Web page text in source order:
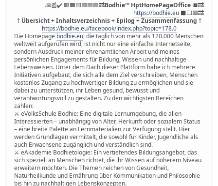
.✉📰✔️ 🟥🟧🟨🟩🟦🟪🔜Bodhie™ HptHomePageOffice 🔲🔜
https://bodhie.eu ⬛️⬜️🟪🔜
† Übersicht + Inhaltsverzeichnis + Epilog + Zusammenfassung †
https://bodhie.eu/facebook/index.php?topic=178.0
Die Homepage bodhie.eu, die täglich von mehr als 120.000 Menschen
weltweit aufgerufen wird, ist nicht nur eine einfache Internetseite,
sondern Ausdruck meiner ehrenamtlichen Arbeit und meines
persönlichen Engagements für Bildung, Wissen und nachhaltige
Lebensweisen. Unter dem Dach dieser Plattform habe ich mehrere
Initiativen aufgebaut, die sich alle dem Ziel verschreiben, Menschen
kostenlos Zugang zu hochwertiger Bildung zu ermöglichen und sie
dabei zu unterstützen, ihr Leben gesund, bewusst und
verantwortungsvoll zu gestalten. Zu den wichtigsten Bereichen
zählen:
⚔ eVolksSchule Bodhie: Eine digitale Lernumgebung, die allen
Interessierten – unabhängig von Alter, Herkunft oder sozialem Status
– eine breite Palette an Lernmaterialien zur Verfügung stellt. Hier
werden Grundlagen vermittelt, die sowohl für Kinder, Jugendliche als
auch Erwachsene zugänglich und verständlich sind.
⚔ eAkademie Bodhietologie: Ein vertiefendes Bildungsangebot, das
sich speziell an Menschen richtet, die ihr Wissen auf höherem Niveau
erweitern möchten. Die Themen reichen von Gesundheit,
Naturheilkunde und Ernährung über Kommunikation und Philosophie
bis hin zu nachhaltigen Lebenskonzepten.